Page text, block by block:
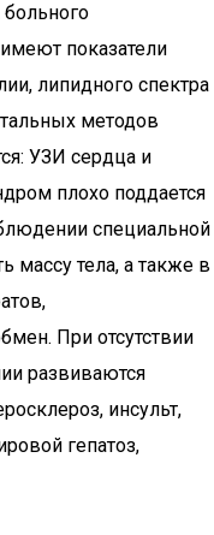
показатели
липидного спектра
методов
УЗИ сердца и
плохо поддается
специальной
массу тела, а также в
При отсутствии
развиваются
инсульт,
гепатоз,